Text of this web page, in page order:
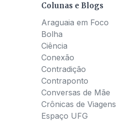
Colunas e Blogs
Araguaia em Foco
Bolha
Ciência
Conexão
Contradição
Contraponto
Conversas de Mãe
Crônicas de Viagens
Espaço UFG